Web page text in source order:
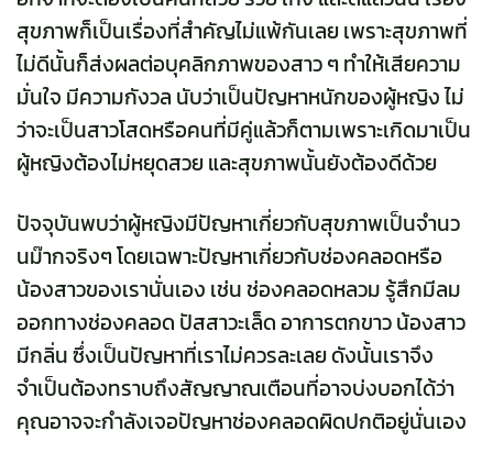
สุขภาพก็เป็นเรื่องที่สำคัญไม่แพ้กันเลย เพราะสุขภาพที่
ไม่ดีนั้นก็ส่งผลต่อบุคลิกภาพของสาว ๆ ทำให้เสียความ
มั่นใจ มีความกังวล นับว่าเป็นปัญหาหนักของผู้หญิง ไม่
ว่าจะเป็นสาวโสดหรือคนที่มีคู่แล้วก็ตามเพราะเกิดมาเป็น
ผู้หญิงต้องไม่หยุดสวย และสุขภาพนั้นยังต้องดีด้วย
ปัจจุบันพบว่าผู้หญิงมีปัญหาเกี่ยวกับสุขภาพเป็นจำนว
นม๊ากจริงๆ โดยเฉพาะปัญหาเกี่ยวกับช่องคลอดหรือ
น้องสาวของเรานั่นเอง เช่น ช่องคลอดหลวม รู้สึกมีลม
ออกทางช่องคลอด ปัสสาวะเล็ด อาการตกขาว น้องสาว
มีกลิ่น ซึ่งเป็นปัญหาที่เราไม่ควรละเลย ดังนั้นเราจึง
จำเป็นต้องทราบถึงสัญญาณเตือนที่อาจบ่งบอกได้ว่า
คุณอาจจะกำลังเจอปัญหาช่องคลอดผิดปกติอยู่นั่นเอง